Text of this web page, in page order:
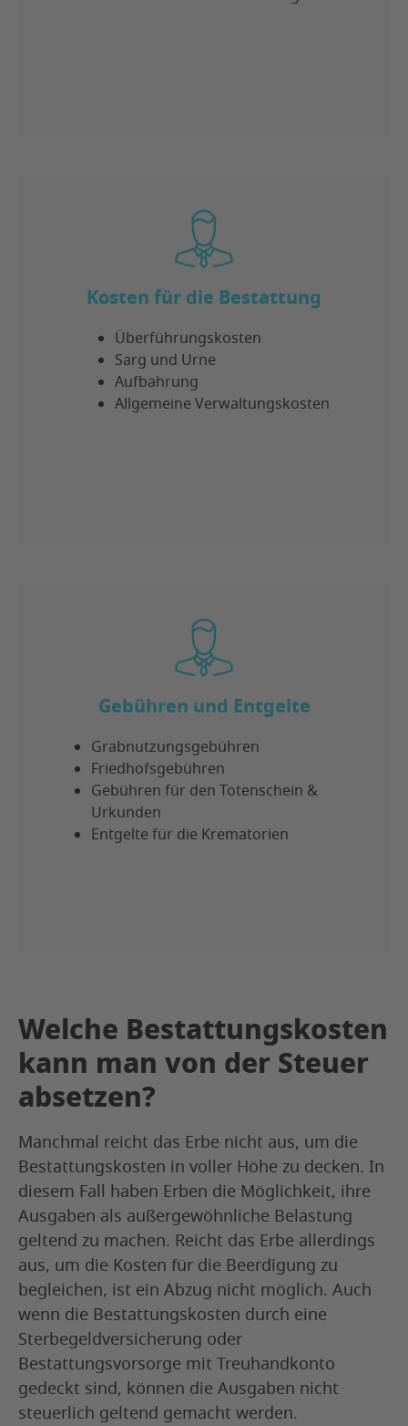
Kosten für die Bestattung
​​​Überführungskosten
Sarg und Urne
Aufbahrung
Allgemeine Verwaltungskosten
Gebühren und Entgelte
Grabnutzungsgebühren
Friedhofsgebühren
Gebühren für den Totenschein &
Urkunden
Entgelte für die Krematorien
Welche Bestattungskosten
kann man von der Steuer
absetzen?
Manchmal reicht das Erbe nicht aus, um die
Bestattungskosten in voller Höhe zu decken. In
diesem Fall haben Erben die Möglichkeit, ihre
Ausgaben als außergewöhnliche Belastung
geltend zu machen. Reicht das Erbe allerdings
aus, um die Kosten für die Beerdigung zu
begleichen, ist ein Abzug nicht möglich. Auch
wenn die Bestattungskosten durch eine
Sterbegeldversicherung oder
Bestattungsvorsorge mit Treuhandkonto
gedeckt sind, können die Ausgaben nicht
steuerlich geltend gemacht werden.